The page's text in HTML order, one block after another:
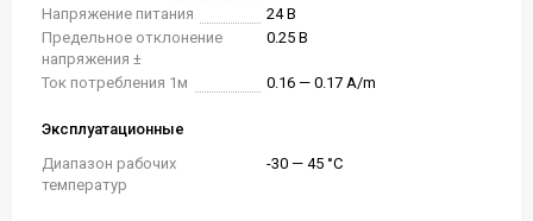
Напряжение питания
24 В
Предельное отклонение
напряжения ±
0.25 В
Ток потребления 1м 0.16 — 0.17 A/m
Эксплуатационные
Диапазон рабочих
температур
-30 — 45 °C